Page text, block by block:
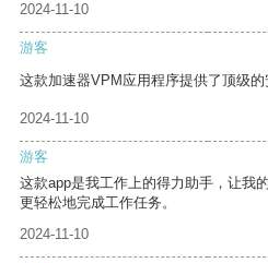
2024-11-10
游客
这款加速器VPM应用程序提供了顶级的
2024-11-10
游客
这款app是我工作上的得力助手，让我
更轻松地完成工作任务。
2024-11-10